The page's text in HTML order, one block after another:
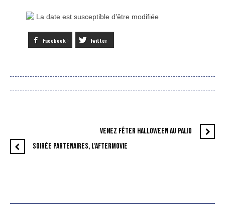
La date est susceptible d’être modifiée
Facebook Twitter
VENEZ FÊTER HALLOWEEN AU PALIO
SOIRÉE PARTENAIRES, L’AFTERMOVIE